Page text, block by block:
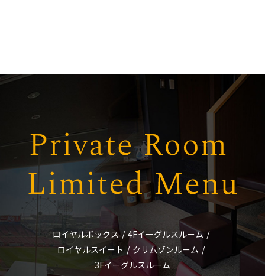
ロイヤルボックス / 4Fイーグルスルーム /
ロイヤルスイート / クリムゾンルーム /
3Fイーグルスルーム